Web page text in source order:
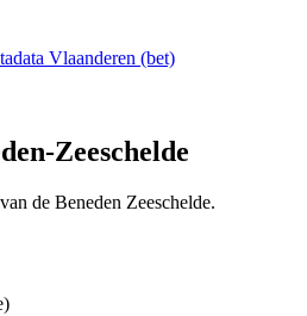
Vlaanderen (bet)
Zeeschelde
de Beneden Zeeschelde.